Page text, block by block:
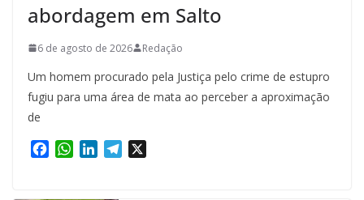
abordagem em Salto
6 de agosto de 2026 Redação
Um homem procurado pela Justiça pelo crime de estupro
fugiu para uma área de mata ao perceber a aproximação
de
W